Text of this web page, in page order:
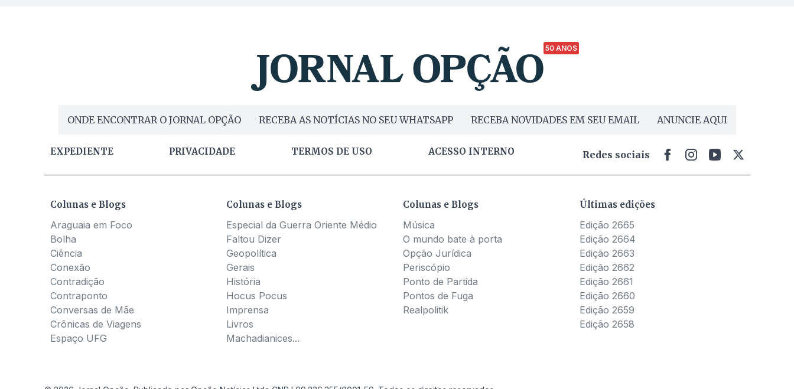
50 ANOS
ONDE ENCONTRAR O JORNAL OPÇÃO RECEBA AS NOTÍCIAS NO SEU WHATSAPP RECEBA NOVIDADES EM SEU EMAIL ANUNCIE AQUI
EXPEDIENTE PRIVACIDADE TERMOS DE USO ACESSO INTERNO Redes sociais
Colunas e Blogs
Araguaia em Foco
Bolha
Ciência
Conexão
Contradição
Contraponto
Conversas de Mãe
Crônicas de Viagens
Espaço UFG
Colunas e Blogs
Especial da Guerra Oriente Médio
Faltou Dizer
Geopolítica
Gerais
História
Hocus Pocus
Imprensa
Livros
Machadianices...
Colunas e Blogs
Música
O mundo bate à porta
Opção Jurídica
Periscópio
Ponto de Partida
Pontos de Fuga
Realpolitik
Últimas edições
Edição 2665
Edição 2664
Edição 2663
Edição 2662
Edição 2661
Edição 2660
Edição 2659
Edição 2658